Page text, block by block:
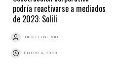
podría reactivarse a mediados
de 2023: Solili
JACKELINE VALLE
ENERO 4, 2023